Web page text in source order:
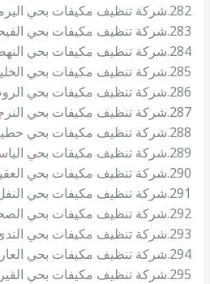
282.شركة تنظيف مكيفات بحي اليرموك الغربي بالرياض
283.شركة تنظيف مكيفات بحي الفيحاء الشرقية بالرياض
284.شركة تنظيف مكيفات بحي النهضة الشمالية بالرياض
285.شركة تنظيف مكيفات بحي الخليج الشرقي بالرياض
286.شركة تنظيف مكيفات بحي الروضة الشرقية بالرياض
287.شركة تنظيف مكيفات بحي النرجس الغربي بالرياض
288.شركة تنظيف مكيفات بحي حطين الشرقي بالرياض
289.شركة تنظيف مكيفات بحي الياسمين الجنوبي بالرياض
290.شركة تنظيف مكيفات بحي العقيق الشرقي بالرياض
291.شركة تنظيف مكيفات بحي النفل الشمالي بالرياض
292.شركة تنظيف مكيفات بحي الصحافة الغربي بالرياض
293.شركة تنظيف مكيفات بحي الندى الشمالي بالرياض
294.شركة تنظيف مكيفات بحي العارض الجنوبي بالرياض
295.شركة تنظيف مكيفات بحي القيروان الجنوبي بالرياض